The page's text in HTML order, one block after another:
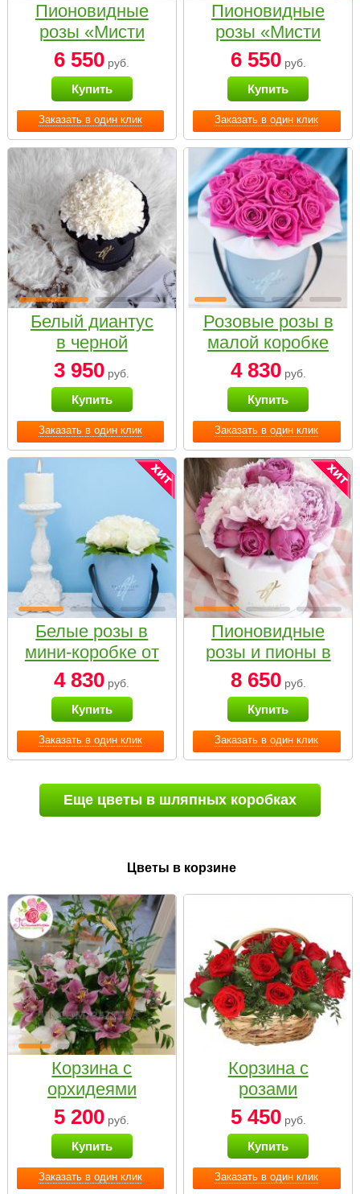
Заказать в один клик
Пионовидные
розы «Мисти
бабблс» в белой
коробке Small
6 550 руб.
Купить
Заказать в один клик
Пионовидные
розы «Мисти
бабблс» в
черной коробке
Small
6 550руб.
Купить
Заказать в один клик
Белый диантус
в черной
коробке Small
3 950 руб.
Купить
Заказать в один клик
Розовые розы в
малой коробке
4 830руб.
Купить
Заказать в один клик
Белые розы в
мини-коробке от
Bella Fiori
4 830 руб.
Купить
Заказать в один клик
Пионовидные
розы и пионы в
белой коробке
Small
8 650руб.
Купить
Еще цветы в шляпных коробках
Цветы в корзине
Заказать в один клик
Корзина с
орхидеями
малая
5 200 руб.
Купить
Заказать в один клик
Корзина с
розами
«Красный
Париж»
5 450руб.
Купить